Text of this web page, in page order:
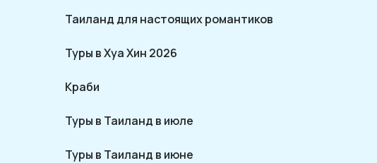
Таиланд для настоящих романтиков
Туры в Хуа Хин 2026
Краби
Туры в Таиланд в июле
Туры в Таиланд в июне